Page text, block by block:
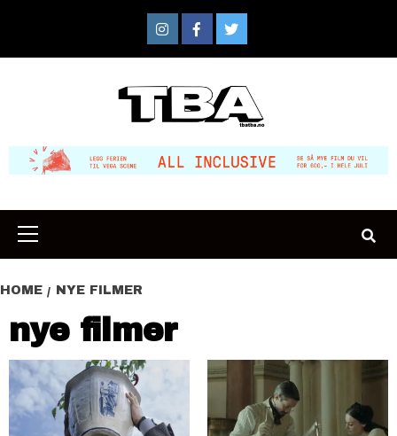
content
InstagramFacebook
Twitter
Primary
Menu
HOME NYE FILMER
nye filmer